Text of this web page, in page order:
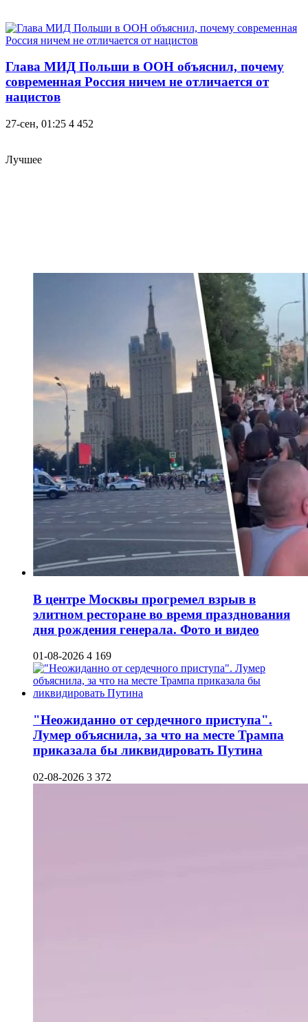
Глава МИД Польши в ООН объяснил, почему
современная Россия ничем не отличается от
нацистов
27-сен, 01:25 4 452
Лучшее
В центре Москвы прогремел взрыв в
элитном ресторане во время празднования
дня рождения генерала. Фото и видео
01-08-2026 4 169
"Неожиданно от сердечного приступа".
Лумер объяснила, за что на месте Трампа
приказала бы ликвидировать Путина
02-08-2026 3 372